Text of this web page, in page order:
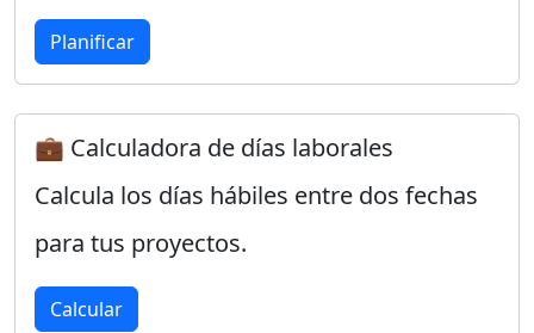
Planificar
💼 Calculadora de días laborales
Calcula los días hábiles entre dos fechas
para tus proyectos.
Calcular